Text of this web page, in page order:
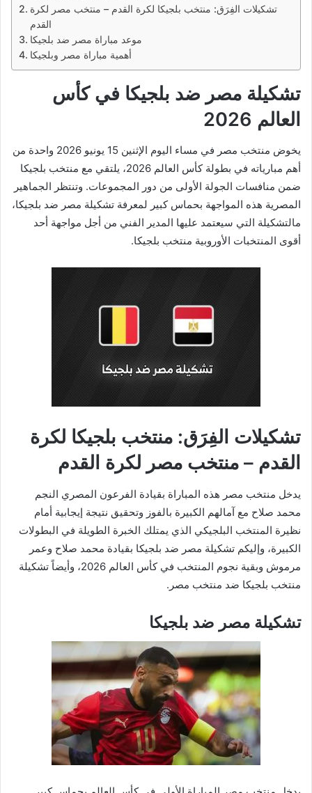
تشكيلات الفِرَق: منتخب بلجيكا لكرة القدم – منتخب مصر لكرة
القدم
موعد مباراة مصر ضد بلجيكا
أهمية مباراة مصر وبلجيكا
تشكيلة مصر ضد بلجيكا في كأس
العالم 2026
يخوض منتخب مصر في مساء اليوم الإثنين 15 يونيو 2026 واحدة من
أهم مبارياته في بطولة كأس العالم 2026، يلتقي مع منتخب بلجيكا
ضمن منافسات الجولة الأولى من دور المجموعات. وتنتظر الجماهير
المصرية هذه المواجهة بحماس كبير لمعرفة تشكيلة مصر ضد بلجيكا،
مالتشكيلة التي سيعتمد عليها المدير الفني من أجل مواجهة أحد
أقوى المنتخبات الأوروبية منتخب بلجيكا.
تشكيلات الفِرَق: منتخب بلجيكا لكرة
القدم – منتخب مصر لكرة القدم
يدخل منتخب مصر هذه المباراة بقيادة الفرعون المصري النجم
محمد صلاح مع آمالهم الكبيرة بالفوز وتحقيق نتيجة إيجابية أمام
نظيرة المنتخب البلجيكي الذي يمتلك الخبرة الطويلة في البطولات
الكبيرة، وإليكم تشكيلة مصر ضد بلجيكا بقيادة محمد صلاح وعمر
مرموش وبقية نجوم المنتخب في كأس العالم 2026، وأيضاً تشكيلة
منتخب بلجيكا ضد منتخب مصر.
تشكيلة مصر ضد بلجيكا